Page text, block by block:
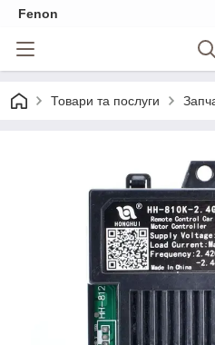
Fenon
Товари та послуги